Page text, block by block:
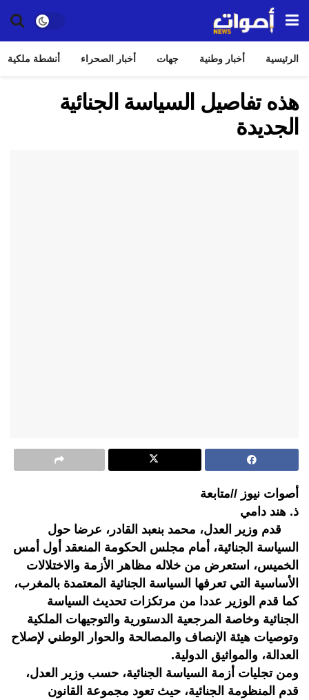
الرئيسية أخبار وطنية جهات أخبار الصحراء أنشطة ملكية
هذه تفاصيل السياسة الجنائية
الجديدة
أصوات نيوز //متابعة
ذ. هند دامي
قدم وزير العدل، محمد بنعبد القادر، عرضا حول
السياسة الجنائية، أمام مجلس الحكومة المنعقد أول أمس
الخميس، استعرض من خلاله مظاهر الأزمة والاختلالات
الأساسية التي تعرفها السياسة الجنائية المعتمدة بالمغرب،
كما قدم الوزير عددا من مرتكزات تحديث السياسة
الجنائية وخاصة المرجعية الدستورية والتوجيهات الملكية
وتوصيات هيئة الإنصاف والمصالحة والحوار الوطني لإصلاح
العدالة، والمواثيق الدولية.
ومن تجليات أزمة السياسة الجنائية، حسب وزير العدل،
قدم المنظومة الجنائية، حيث تعود مجموعة القانون